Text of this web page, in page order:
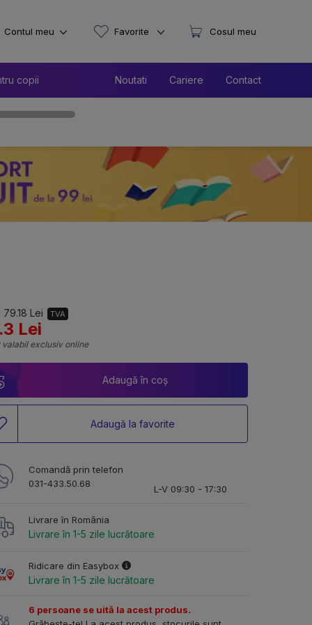
copii Noutati Cariere Contact
Contul meu Favorite Cosul meu
79.18 Lei TVA
Lei
valabil exclusiv online
Adaugă în coș
Adaugă la favorite
Comandă prin telefon
031-433.50.68
L-V 09:30 - 17:30
Livrare în România
Livrare în 1-5 zile lucrătoare
Ridicare din Easybox
Livrare în 1-5 zile lucrătoare
6 persoane se uită la acest produs.